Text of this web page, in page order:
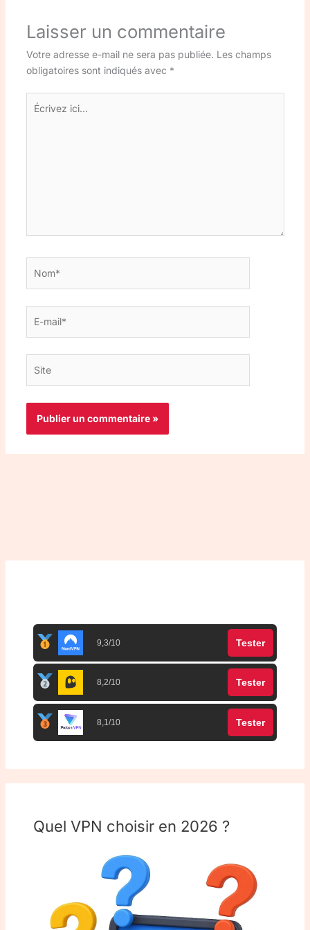
Laisser un commentaire
Votre adresse e-mail ne sera pas publiée. Les champs
obligatoires sont indiqués avec *
Écrivez
ici…
mail*
9,3/10 Tester
8,2/10 Tester
8,1/10 Tester
Quel VPN choisir en 2026 ?